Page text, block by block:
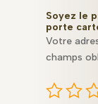
878
porte
cartes
Soyez le
porte
Votre
champs